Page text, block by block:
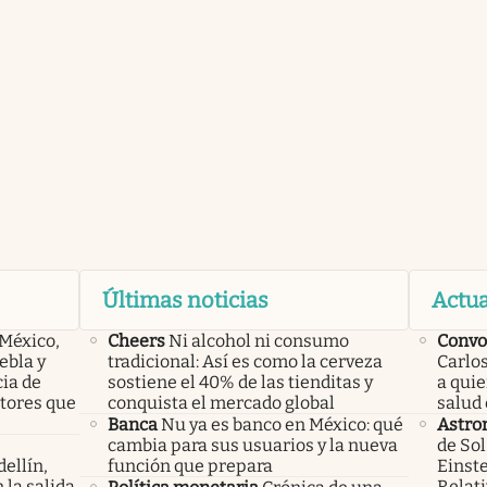
y
de
que
Últimas noticias
CheersNi alcohol ni consumo
tradicional: Así es como la cerveza
sostiene el 40% de las tienditas y
conquista el mercado global
BancaNu ya es banco en México: qué
cambia para sus usuarios y la nueva
función que prepara
a
salud
de